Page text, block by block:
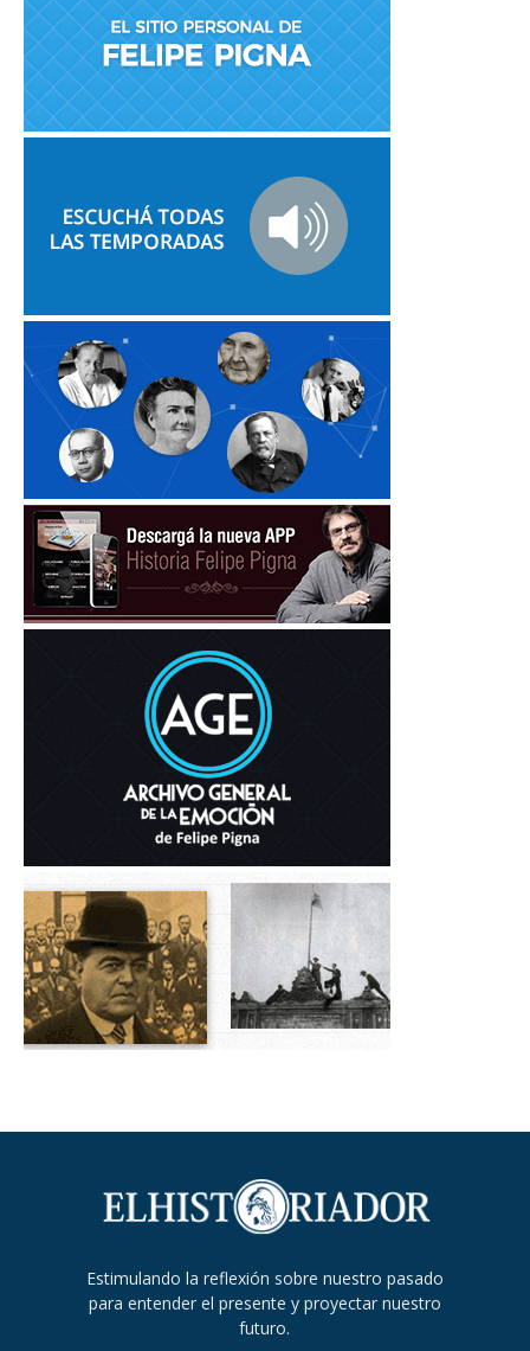
Estimulando la reflexión sobre nuestro pasado
para entender el presente y proyectar nuestro
futuro.